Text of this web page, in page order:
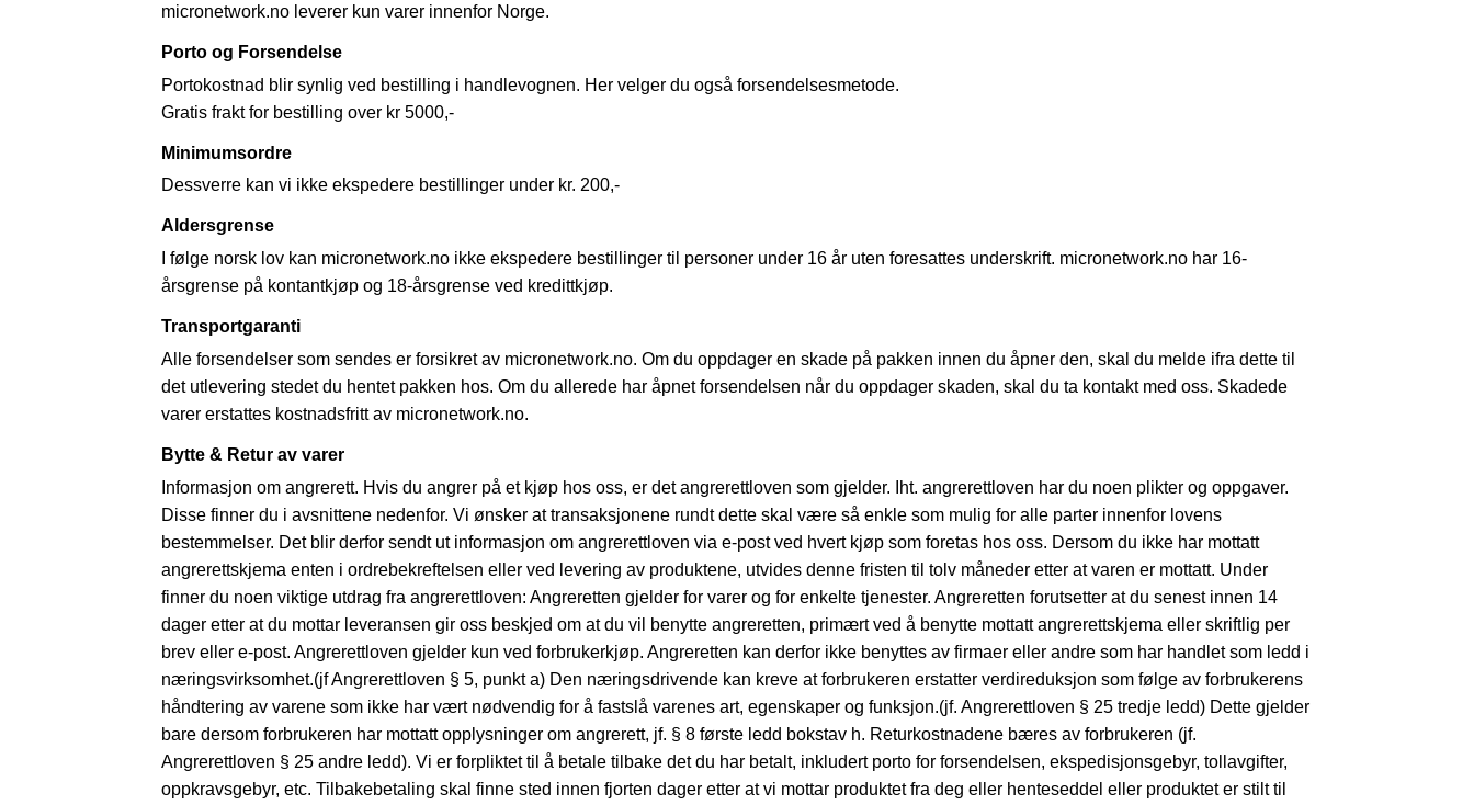
micronetwork.no leverer kun varer innenfor Norge.
Porto og Forsendelse
Portokostnad blir synlig ved bestilling i handlevognen. Her velger du også forsendelsesmetode.
Gratis frakt for bestilling over kr 5000,-
Minimumsordre
Dessverre kan vi ikke ekspedere bestillinger under kr. 200,-
Aldersgrense
I følge norsk lov kan micronetwork.no ikke ekspedere bestillinger til personer under 16 år uten foresattes underskrift. micronetwork.no har 16-
årsgrense på kontantkjøp og 18-årsgrense ved kredittkjøp.
Transportgaranti
Alle forsendelser som sendes er forsikret av micronetwork.no. Om du oppdager en skade på pakken innen du åpner den, skal du melde ifra dette til
det utlevering stedet du hentet pakken hos. Om du allerede har åpnet forsendelsen når du oppdager skaden, skal du ta kontakt med oss. Skadede
varer erstattes kostnadsfritt av micronetwork.no.
Bytte & Retur av varer
Informasjon om angrerett. Hvis du angrer på et kjøp hos oss, er det angrerettloven som gjelder. Iht. angrerettloven har du noen plikter og oppgaver.
Disse finner du i avsnittene nedenfor. Vi ønsker at transaksjonene rundt dette skal være så enkle som mulig for alle parter innenfor lovens
bestemmelser. Det blir derfor sendt ut informasjon om angrerettloven via e-post ved hvert kjøp som foretas hos oss. Dersom du ikke har mottatt
angrerettskjema enten i ordrebekreftelsen eller ved levering av produktene, utvides denne fristen til tolv måneder etter at varen er mottatt. Under
finner du noen viktige utdrag fra angrerettloven: Angreretten gjelder for varer og for enkelte tjenester. Angreretten forutsetter at du senest innen 14
dager etter at du mottar leveransen gir oss beskjed om at du vil benytte angreretten, primært ved å benytte mottatt angrerettskjema eller skriftlig per
brev eller e-post. Angrerettloven gjelder kun ved forbrukerkjøp. Angreretten kan derfor ikke benyttes av firmaer eller andre som har handlet som ledd i
næringsvirksomhet.(jf Angrerettloven § 5, punkt a) Den næringsdrivende kan kreve at forbrukeren erstatter verdireduksjon som følge av forbrukerens
håndtering av varene som ikke har vært nødvendig for å fastslå varenes art, egenskaper og funksjon.(jf. Angrerettloven § 25 tredje ledd) Dette gjelder
bare dersom forbrukeren har mottatt opplysninger om angrerett, jf. § 8 første ledd bokstav h. Returkostnadene bæres av forbrukeren (jf.
Angrerettloven § 25 andre ledd). Vi er forpliktet til å betale tilbake det du har betalt, inkludert porto for forsendelsen, ekspedisjonsgebyr, tollavgifter,
oppkravsgebyr, etc. Tilbakebetaling skal finne sted innen fjorten dager etter at vi mottar produktet fra deg eller henteseddel eller produktet er stilt til